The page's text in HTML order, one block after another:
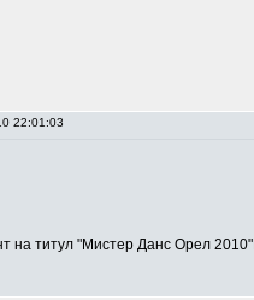
22:01:03
на титул "Мистер Данс Орел